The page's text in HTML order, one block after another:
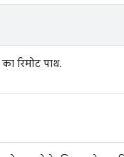
रिमोट पाथ.